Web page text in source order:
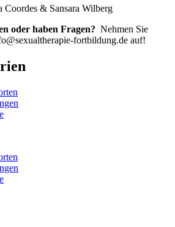
Coordes & Sansara Wilberg
oder haben Fragen? Nehmen Sie
fortbildung.de auf!